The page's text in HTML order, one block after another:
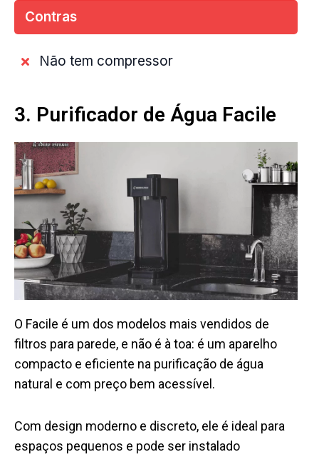
Contras
Não tem compressor
3. Purificador de Água Facile
O Facile é um dos modelos mais vendidos de
filtros para parede, e não é à toa: é um aparelho
compacto e eficiente na purificação de água
natural e com preço bem acessível.
Com design moderno e discreto, ele é ideal para
espaços pequenos e pode ser instalado